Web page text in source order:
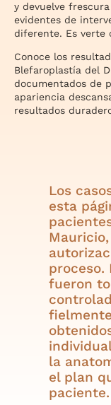
y devuelve
evidentes de
diferente. Es verte
Conoce los
Blefaroplastía del
documentados de
apariencia
resultados
Los
esta
proceso.
fueron
la
el plan
paciente.